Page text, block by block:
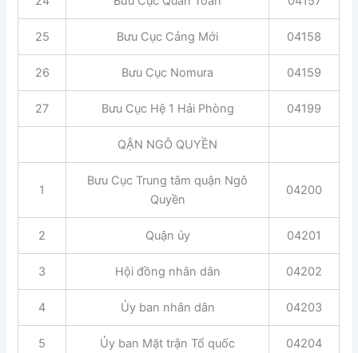
25 Bưu Cục Cảng Mới 04158
26 Bưu Cục Nomura 04159
27 Bưu Cục Hệ 1 Hải Phòng 04199
QẬN NGÔ QUYỀN
1
Bưu Cục Trung tâm quận Ngô
Quyền
04200
2 Quận ủy 04201
3 Hội đồng nhân dân 04202
4 Ủy ban nhân dân 04203
5 Ủy ban Mặt trận Tổ quốc 04204